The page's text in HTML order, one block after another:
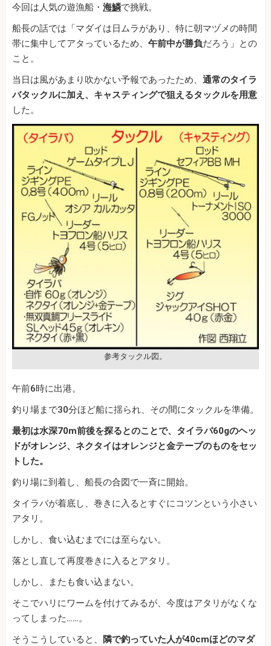
今回は人気の遊漁船・ 海鱗で挑戦。
船長の話では「マダイは日ムラがあり、特に朝マヅメの時間
帯に集中してアタっているため、 午前中が勝負だろう」との
こと。
当日は風があまり吹かない予報であったため、 通常のタイラ
バタックルに加え、キャスティングで狙えるタックルを用意
した。
参考タックル図。
午前6時に出港。
釣り場まで30分ほど船に揺られ、その間にタックルを準備。
最初は水深70m前後を探るとのことで、タイラバ60gのヘッ
ドがオレンジ、ネクタイはオレンジと金テープのものをセッ
トした。
釣り場に到着し、船長の合図で一斉に開始。
タイラバが着底し、巻きに入るとすぐにコツンという小さい
アタリ。
しかし、食い込むまでには至らない。
落とし直して再度巻きに入るとアタリ。
しかし、またも食い込まない。
そこでハリにワームを付けてみるが、今度はアタリがなくな
ってしまった……。
そうこうしていると、
隣で釣っていた人が40cmほどのマダ